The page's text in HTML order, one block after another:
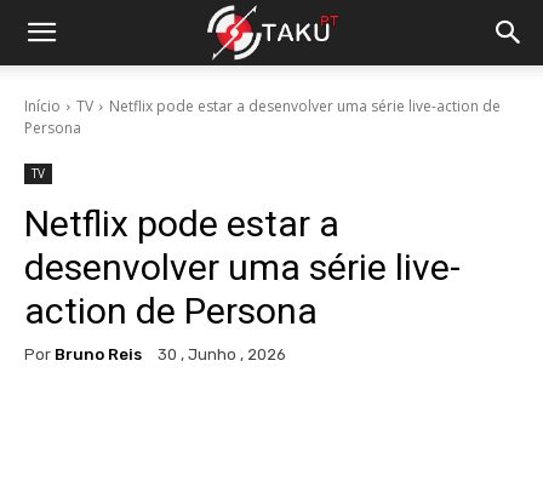
Início TV
Netflix pode estar a desenvolver uma série live-action de
Persona
TV
Netflix pode estar a
desenvolver uma série live-
action de Persona
Por Bruno Reis 30 , Junho , 2026